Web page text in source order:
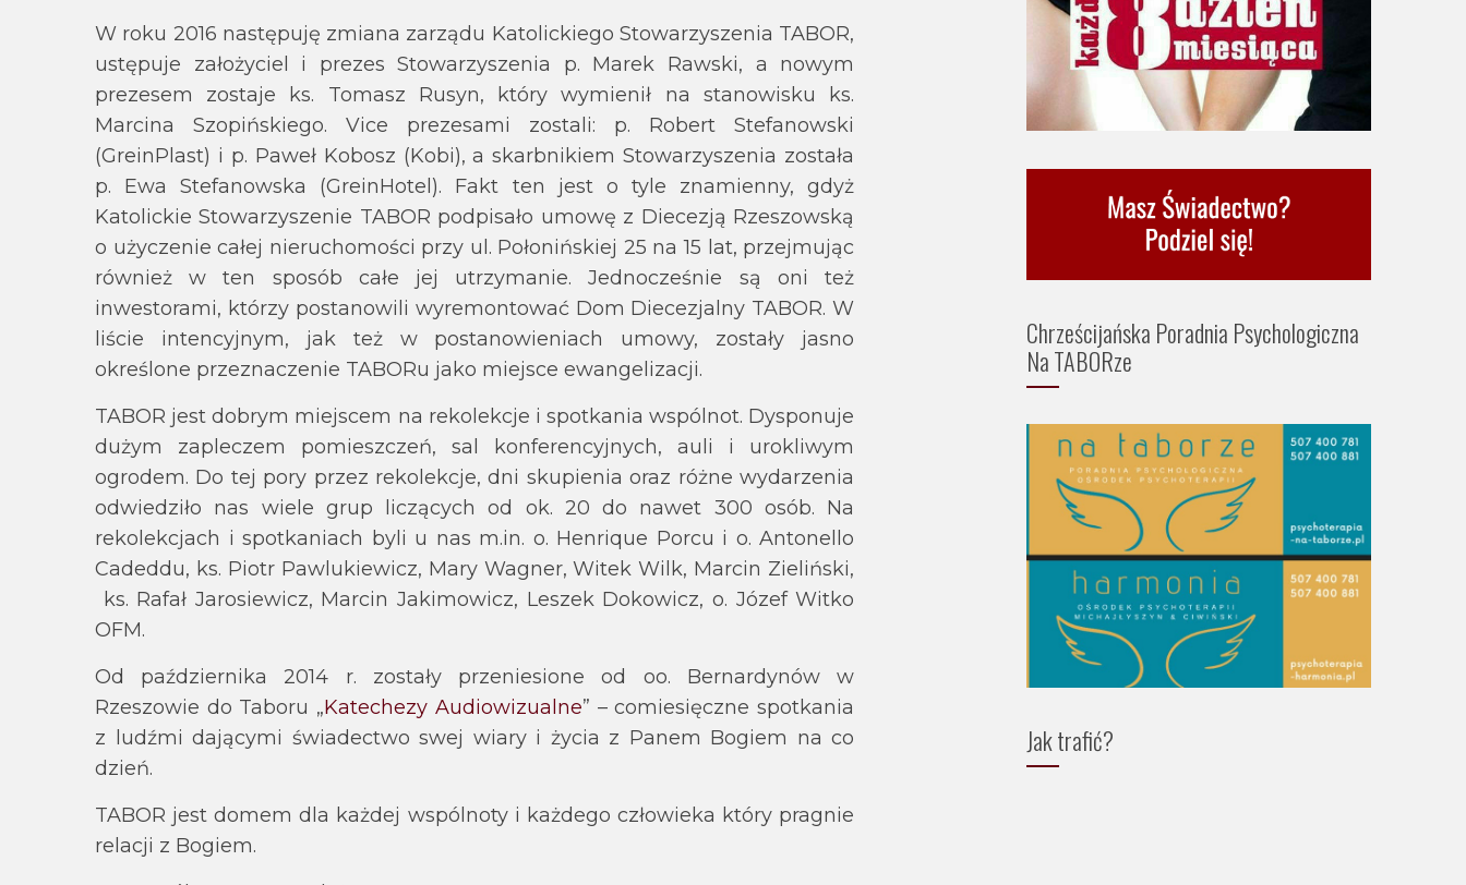
W roku 2016 następuję zmiana zarządu Katolickiego Stowarzyszenia TABOR,
ustępuje założyciel i prezes Stowarzyszenia p. Marek Rawski, a nowym
prezesem zostaje ks. Tomasz Rusyn, który wymienił na stanowisku ks.
Marcina Szopińskiego. Vice prezesami zostali: p. Robert Stefanowski
(GreinPlast) i p. Paweł Kobosz (Kobi), a skarbnikiem Stowarzyszenia została
p. Ewa Stefanowska (GreinHotel). Fakt ten jest o tyle znamienny, gdyż
Katolickie Stowarzyszenie TABOR podpisało umowę z Diecezją Rzeszowską
o użyczenie całej nieruchomości przy ul. Połonińskiej 25 na 15 lat, przejmując
również w ten sposób całe jej utrzymanie. Jednocześnie są oni też
inwestorami, którzy postanowili wyremontować Dom Diecezjalny TABOR. W
liście intencyjnym, jak też w postanowieniach umowy, zostały jasno
określone przeznaczenie TABORu jako miejsce ewangelizacji.
TABOR jest dobrym miejscem na rekolekcje i spotkania wspólnot. Dysponuje
dużym zapleczem pomieszczeń, sal konferencyjnych, auli i urokliwym
ogrodem. Do tej pory przez rekolekcje, dni skupienia oraz różne wydarzenia
odwiedziło nas wiele grup liczących od ok. 20 do nawet 300 osób. Na
rekolekcjach i spotkaniach byli u nas m.in. o. Henrique Porcu i o. Antonello
Cadeddu, ks. Piotr Pawlukiewicz, Mary Wagner, Witek Wilk, Marcin Zieliński,
ks. Rafał Jarosiewicz, Marcin Jakimowicz, Leszek Dokowicz, o. Józef Witko
OFM.
Od października 2014 r. zostały przeniesione od oo. Bernardynów w
Rzeszowie do Taboru „Katechezy Audiowizualne” – comiesięczne spotkania
z ludźmi dającymi świadectwo swej wiary i życia z Panem Bogiem na co
dzień.
TABOR jest domem dla każdej wspólnoty i każdego człowieka który pragnie
relacji z Bogiem.
Chrześcijańska Poradnia Psychologiczna
Na TABORze
Jak trafić?